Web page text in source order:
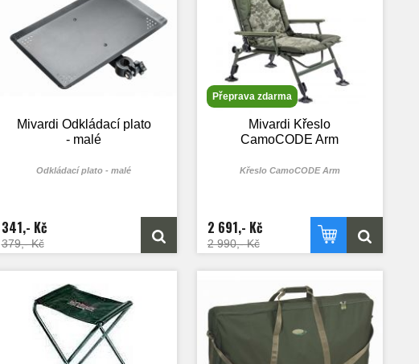
Mivardi Odkládací plato
- malé
Odkládací plato - malé
341,- Kč
379,- Kč
Přeprava zdarma
Mivardi Křeslo
CamoCODE Arm
Křeslo CamoCODE Arm
2 691,- Kč
2 990,- Kč